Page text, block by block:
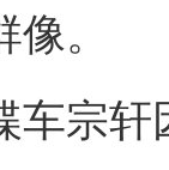
。
宗轩